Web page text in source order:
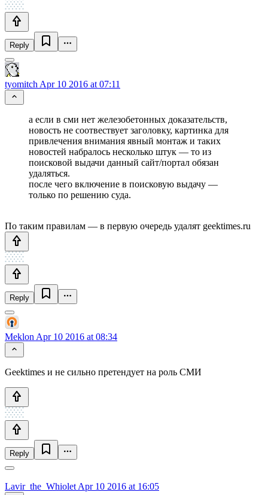
Reply
tyomitch Apr 10 2016 at 07:11
а если в сми нет железобетонных доказательств,
новость не соотвествует заголовку, картинка для
привлечения внимания явный монтаж и таких
новостей набралось несколько штук — то из
поисковой выдачи данный сайт/портал обязан
удаляться.
после чего включение в поисковую выдачу —
только по решению суда.
По таким правилам — в первую очередь удалят geektimes.ru
Reply
Meklon Apr 10 2016 at 08:34
Geektimes и не сильно претендует на роль СМИ
Reply
Lavir_the_Whiolet Apr 10 2016 at 16:05